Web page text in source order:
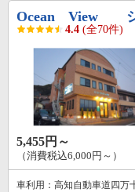
Ocean View シ
4.4 (全70件)
5,455円～
（消費税込6,000円～）
車利用：高知自動車道四万